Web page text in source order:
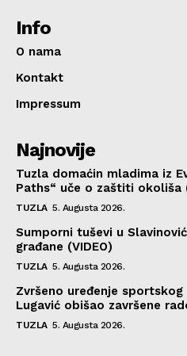
Info
O nama
Kontakt
Impressum
Najnovije
Tuzla domaćin mladima iz
Paths“ uče o zaštiti okoliša
TUZLA 5. Augusta 2026.
Sumporni tuševi u
građane (VIDEO)
TUZLA 5. Augusta 2026.
Zvršeno uređenje
Lugavić obišao završene
TUZLA 5. Augusta 2026.